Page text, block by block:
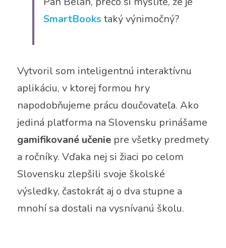
SmartBooks taký výnimočný?
Vytvoril som inteligentnú interaktívnu
aplikáciu, v ktorej formou hry
napodobňujeme prácu doučovateľa. Ako
gamifikované učenie pre všetky predmety
a ročníky. Vďaka nej si žiaci po celom
Slovensku zlepšili svoje školské
výsledky, častokrát aj o dva stupne a
mnohí sa dostali na vysnívanú školu.